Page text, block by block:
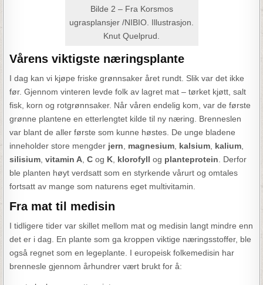
Bilde 2 – Fra Korsmos
ugrasplansjer /NIBIO. Illustrasjon.
Knut Quelprud.
Vårens viktigste næringsplante
I dag kan vi kjøpe friske grønnsaker året rundt. Slik var det ikke
før. Gjennom vinteren levde folk av lagret mat – tørket kjøtt, salt
fisk, korn og rotgrønnsaker. Når våren endelig kom, var de første
grønne plantene en etterlengtet kilde til ny næring. Brenneslen
var blant de aller første som kunne høstes. De unge bladene
inneholder store mengder jern magnesium kalsium kalium
silisium ,vitamin A ,C og K klorofyll og planteprotein . Derfor
ble planten høyt verdsatt som en styrkende vårurt og omtales
fortsatt av mange som naturens eget multivitamin.
Fra mat til medisin
I tidligere tider var skillet mellom mat og medisin langt mindre enn
det er i dag. En plante som ga kroppen viktige næringsstoffer, ble
også regnet som en legeplante. I europeisk folkemedisin har
brennesle gjennom århundrer vært brukt for å: